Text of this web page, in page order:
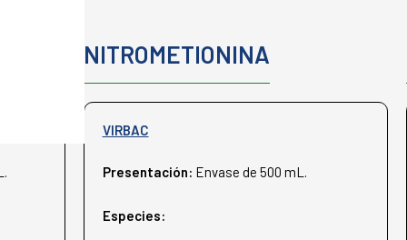
NITROMETIONINA
VIRBAC
Presentación: Envase de 500 mL.
Especies: